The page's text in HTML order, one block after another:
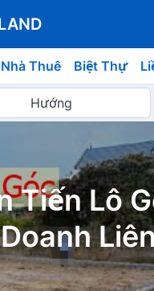
Nhà Thuê Biệt Thự
Tiến Lô